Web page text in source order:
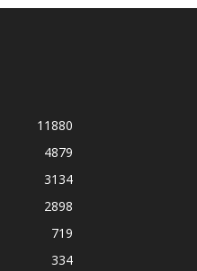
11880
4879
3134
2898
719
334